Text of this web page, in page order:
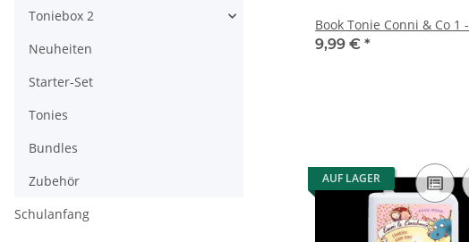
Book Tonie Conni & Co 1
9,99 € *
AUF LAGER
Toniebox 2
Neuheiten
Starter-Set
Tonies
Bundles
Zubehör
Schulanfang